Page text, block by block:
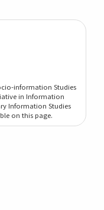
information Studies
in Information
Information Studies
on this page.